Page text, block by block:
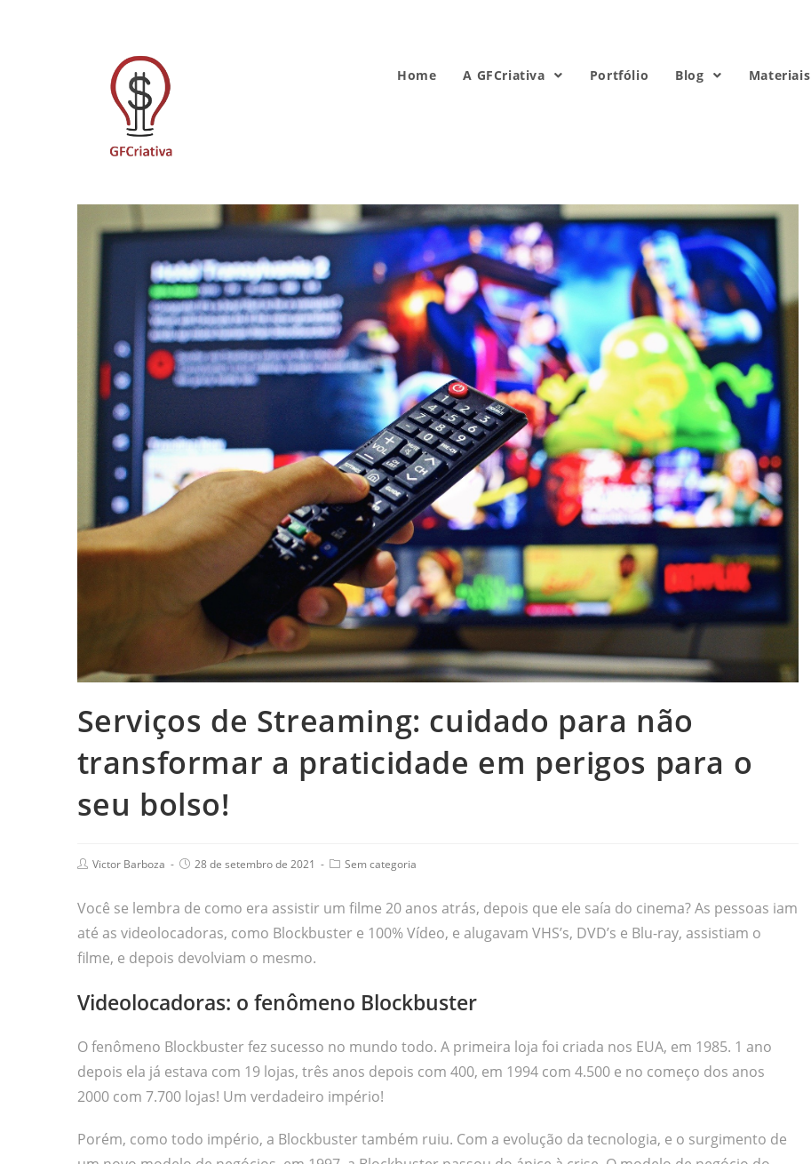
Home A GFCriativa Portfólio Blog Materiais
Serviços de Streaming: cuidado para não
transformar a praticidade em perigos para o
seu bolso!
Victor Barboza 28 de setembro de 2021 Sem categoria
Você se lembra de como era assistir um filme 20 anos atrás, depois que ele saía do cinema? As pessoas iam
até as videolocadoras, como Blockbuster e 100% Vídeo, e alugavam VHS’s, DVD’s e Blu-ray, assistiam o
filme, e depois devolviam o mesmo.
Videolocadoras: o fenômeno Blockbuster
O fenômeno Blockbuster fez sucesso no mundo todo. A primeira loja foi criada nos EUA, em 1985. 1 ano
depois ela já estava com 19 lojas, três anos depois com 400, em 1994 com 4.500 e no começo dos anos
2000 com 7.700 lojas! Um verdadeiro império!
Porém, como todo império, a Blockbuster também ruiu. Com a evolução da tecnologia, e o surgimento de